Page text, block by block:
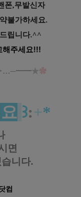
폰,무발신자
불가하세요.
립니다.^^
해주세요!!!
★✿
꒱:+*
면
니다.
컴